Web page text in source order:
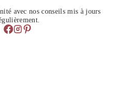
avec nos conseils mis à jours